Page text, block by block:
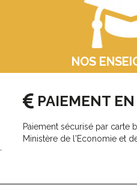
NOS
PAIEMENT
Paiement sécurisé par carte
Ministère de l'Economie et